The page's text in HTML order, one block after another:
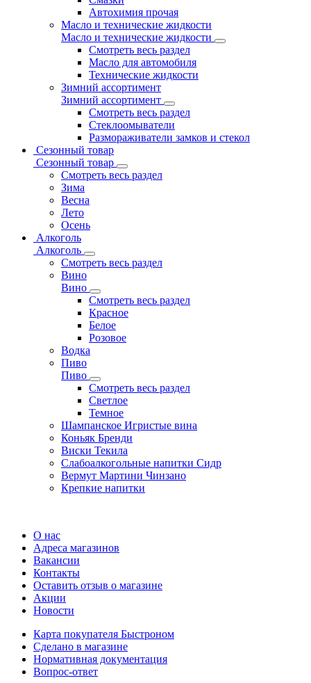
Автохимия прочая
Масло и технические жидкости
Масло и технические жидкости
Смотреть весь раздел
Масло для автомобиля
Технические жидкости
Зимний ассортимент
Зимний ассортимент
Смотреть весь раздел
Стеклоомыватели
Размораживатели замков и стекол
Сезонный товар
Сезонный товар
Смотреть весь раздел
Зима
Весна
Лето
Осень
Алкоголь
Алкоголь
Смотреть весь раздел
Вино
Вино
Смотреть весь раздел
Красное
Белое
Розовое
Водка
Пиво
Пиво
Смотреть весь раздел
Cветлое
Темное
Шампанское Игристые вина
Коньяк Бренди
Виски Текила
Слабоалкогольные напитки Сидр
Вермут Мартини Чинзано
Крепкие напитки
О нас
Адреса магазинов
Вакансии
Контакты
Оставить отзыв о магазине
Акции
Новости
Карта покупателя Быстроном
Сделано в магазине
Нормативная документация
Вопрос-ответ